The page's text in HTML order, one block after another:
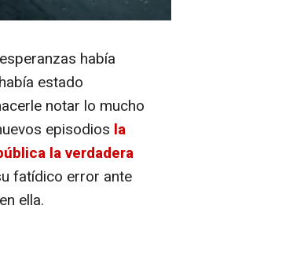
había
estado
notar lo mucho
episodios la
la verdadera
fatídico error ante
ella.